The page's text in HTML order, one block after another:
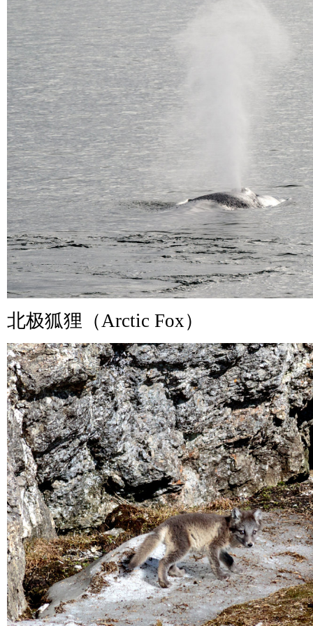
北极狐狸（Arctic Fox）